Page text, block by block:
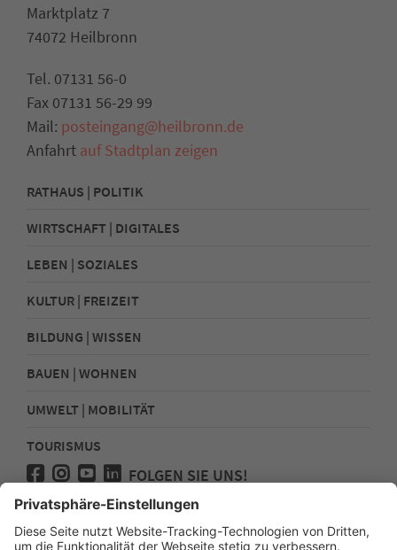
Marktplatz 7
74072 Heilbronn
Tel. 07131 56-0
Fax 07131 56-29 99
Mail: posteingang@heilbronn.de
Anfahrt auf Stadtplan zeigen
RATHAUS | POLITIK
WIRTSCHAFT | DIGITALES
LEBEN | SOZIALES
KULTUR | FREIZEIT
BILDUNG | WISSEN
BAUEN | WOHNEN
UMWELT | MOBILITÄT
TOURISMUS
FOLGEN SIE UNS!
Presse